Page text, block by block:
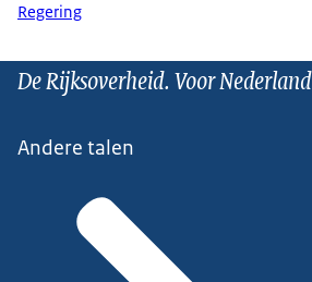
Regering
De Rijksoverheid. Voor Nederland
Andere talen